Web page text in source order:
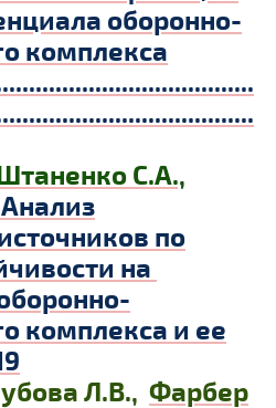
оборонно-
комплекса
С.А.,
Анализ
по
на
комплекса и ее
Л.В., Фарбер